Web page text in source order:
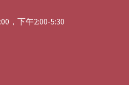
，下午2:00-5:30